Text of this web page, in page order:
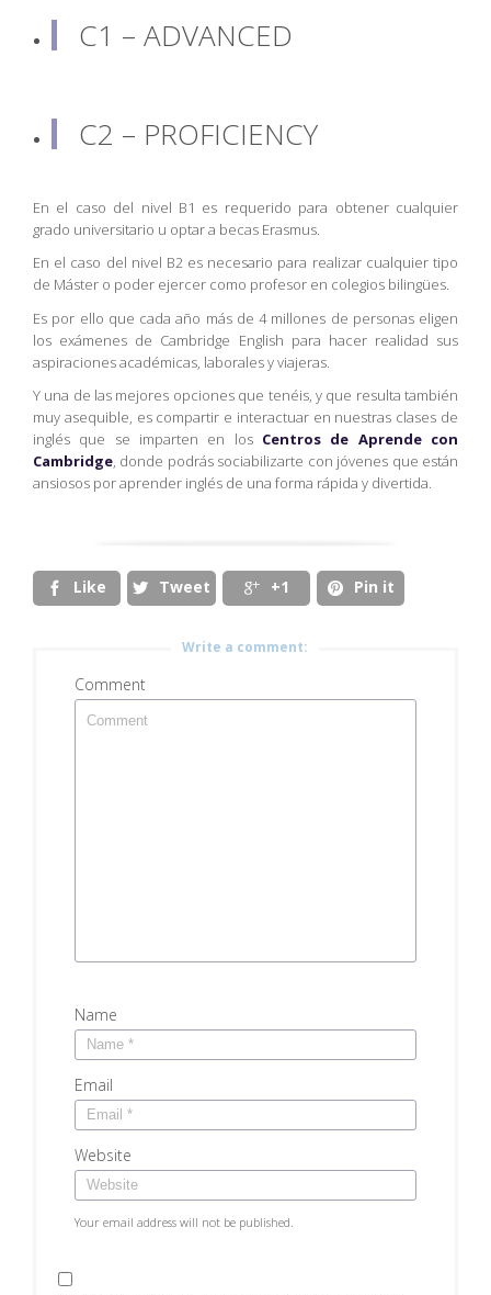
C1 – ADVANCED
C2 – PROFICIENCY
En el caso del nivel B1 es requerido para obtener cualquier
grado universitario u optar a becas Erasmus.
En el caso del nivel B2 es necesario para realizar cualquier tipo
de Máster o poder ejercer como profesor en colegios bilingües.
Es por ello que cada año más de 4 millones de personas eligen
los exámenes de Cambridge English para hacer realidad sus
aspiraciones académicas, laborales y viajeras.
Y una de las mejores opciones que tenéis, y que resulta también
muy asequible, es compartir e interactuar en nuestras clases de
inglés que se imparten en los Centros de Aprende con
Cambridge, donde podrás sociabilizarte con jóvenes que están
ansiosos por aprender inglés de una forma rápida y divertida.
 Like  Tweet  +1  Pin it
Write a comment:
Comment
Name
Email
Website
Your email address will not be published.